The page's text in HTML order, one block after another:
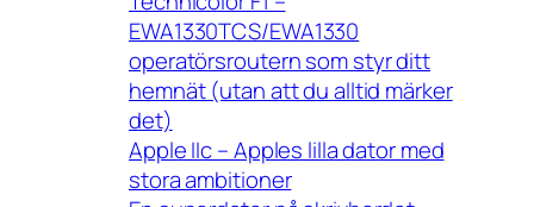
EWA1330TCS/EWA1330
operatörsroutern som styr ditt
hemnät (utan att du alltid märker
det)
Apple IIc – Apples lilla dator med
stora ambitioner